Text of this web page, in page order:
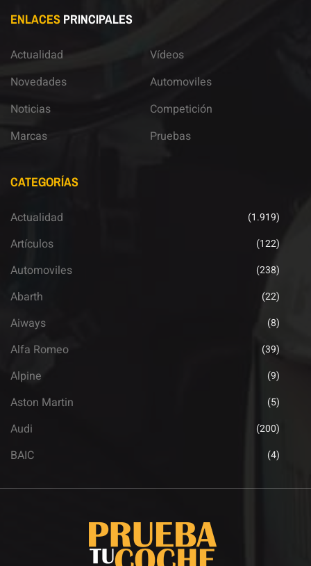
ENLACES PRINCIPALES
Actualidad
Novedades
Noticias
Marcas
Vídeos
Automoviles
Competición
Pruebas
CATEGORÍAS
Actualidad (1.919)
Artículos (122)
Automoviles (238)
Abarth (22)
Aiways (8)
Alfa Romeo (39)
Alpine (9)
Aston Martin (5)
Audi (200)
BAIC (4)